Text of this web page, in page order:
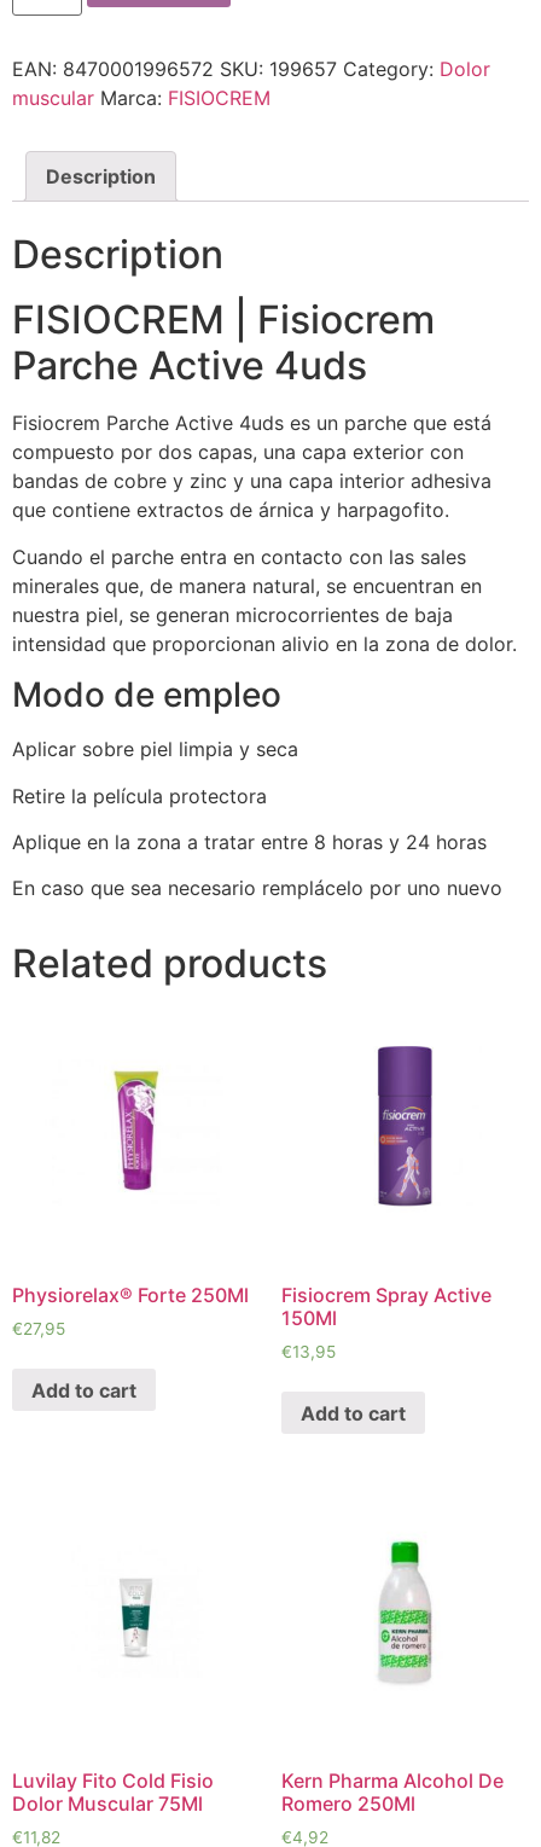
EAN: 8470001996572 SKU: 199657 Category: Dolor
muscular Marca: FISIOCREM
Description
Description
FISIOCREM | Fisiocrem
Parche Active 4uds
Fisiocrem Parche Active 4uds es un parche que está
compuesto por dos capas, una capa exterior con
bandas de cobre y zinc y una capa interior adhesiva
que contiene extractos de árnica y harpagofito.
Cuando el parche entra en contacto con las sales
minerales que, de manera natural, se encuentran en
nuestra piel, se generan microcorrientes de baja
intensidad que proporcionan alivio en la zona de dolor.
Modo de empleo
Aplicar sobre piel limpia y seca
Retire la película protectora
Aplique en la zona a tratar entre 8 horas y 24 horas
En caso que sea necesario remplácelo por uno nuevo
Related products
Physiorelax® Forte 250Ml
€27,95
Add to cart
Fisiocrem Spray Active
150Ml
€13,95
Add to cart
Luvilay Fito Cold Fisio
Dolor Muscular 75Ml
€11,82
Kern Pharma Alcohol De
Romero 250Ml
€4,92